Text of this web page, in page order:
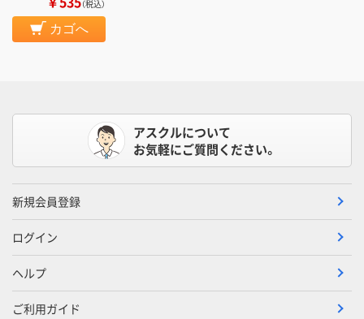
（税込）
カゴへ
アスクルについて
お気軽にご質問ください。
新規会員登録
ログイン
ヘルプ
ご利用ガイド